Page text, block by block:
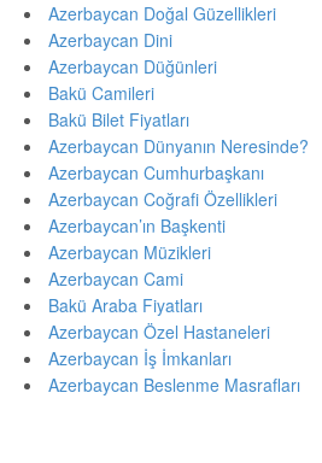
Azerbaycan Doğal Güzellikleri
Azerbaycan Dini
Azerbaycan Düğünleri
Bakü Camileri
Bakü Bilet Fiyatları
Azerbaycan Dünyanın Neresinde?
Azerbaycan Cumhurbaşkanı
Azerbaycan Coğrafi Özellikleri
Azerbaycan’ın Başkenti
Azerbaycan Müzikleri
Azerbaycan Cami
Bakü Araba Fiyatları
Azerbaycan Özel Hastaneleri
Azerbaycan İş İmkanları
Azerbaycan Beslenme Masrafları